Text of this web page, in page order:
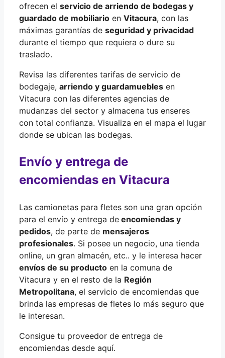
ofrecen el servicio de arriendo de bodegas y
guardado de mobiliario en Vitacura, con las
máximas garantías de seguridad y privacidad
durante el tiempo que requiera o dure su
traslado.
Revisa las diferentes tarifas de servicio de
bodegaje, arriendo y guardamuebles en
Vitacura con las diferentes agencias de
mudanzas del sector y almacena tus enseres
con total confianza. Visualiza en el mapa el lugar
donde se ubican las bodegas.
Envío y entrega de
encomiendas en Vitacura
Las camionetas para fletes son una gran opción
para el envío y entrega de encomiendas y
pedidos, de parte de mensajeros
profesionales. Si posee un negocio, una tienda
online, un gran almacén, etc.. y le interesa hacer
envíos de su producto en la comuna de
Vitacura y en el resto de la Región
Metropolitana, el servicio de encomiendas que
brinda las empresas de fletes lo más seguro que
le interesan.
Consigue tu proveedor de entrega de
encomiendas desde aquí.